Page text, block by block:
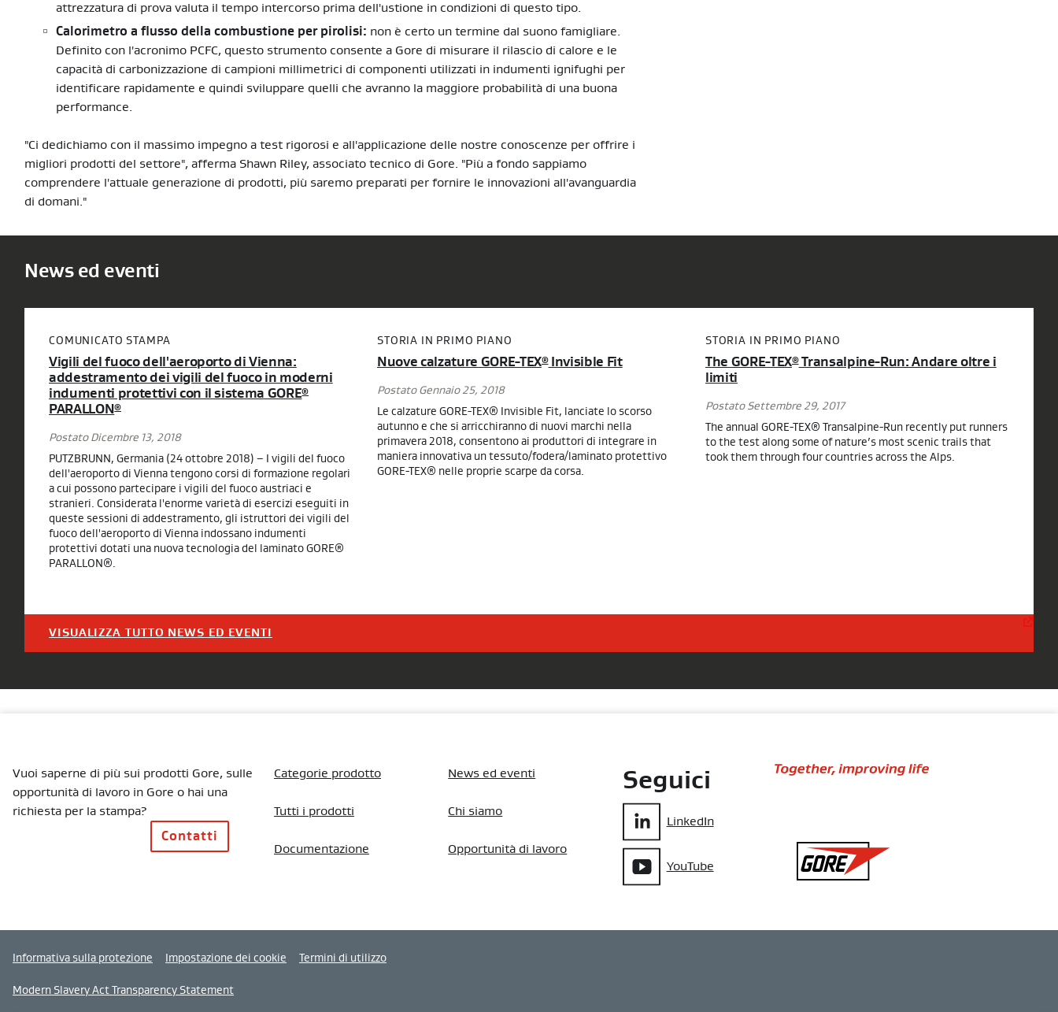
attrezzatura di prova valuta il tempo intercorso prima dell'ustione in condizioni di questo tipo.
Calorimetro a flusso della combustione per pirolisi: non è certo un termine dal suono famigliare.
Definito con l'acronimo PCFC, questo strumento consente a Gore di misurare il rilascio di calore e le
capacità di carbonizzazione di campioni millimetrici di componenti utilizzati in indumenti ignifughi per
identificare rapidamente e quindi sviluppare quelli che avranno la maggiore probabilità di una buona
performance.
"Ci dedichiamo con il massimo impegno a test rigorosi e all'applicazione delle nostre conoscenze per offrire i
migliori prodotti del settore", afferma Shawn Riley, associato tecnico di Gore. "Più a fondo sappiamo
comprendere l'attuale generazione di prodotti, più saremo preparati per fornire le innovazioni all'avanguardia
di domani."
News ed eventi
COMUNICATO STAMPA
Vigili del fuoco dell'aeroporto di Vienna:
addestramento dei vigili del fuoco in moderni
indumenti protettivi con il sistema GORE®
PARALLON®
Postato Dicembre 13, 2018
PUTZBRUNN, Germania (24 ottobre 2018) – I vigili del fuoco
dell'aeroporto di Vienna tengono corsi di formazione regolari
a cui possono partecipare i vigili del fuoco austriaci e
stranieri. Considerata l'enorme varietà di esercizi eseguiti in
queste sessioni di addestramento, gli istruttori dei vigili del
fuoco dell'aeroporto di Vienna indossano indumenti
protettivi dotati una nuova tecnologia del laminato GORE®
PARALLON®.
STORIA IN PRIMO PIANO
Nuove calzature GORE-TEX®Invisible Fit
Postato Gennaio 25, 2018
Le calzature GORE-TEX® Invisible Fit, lanciate lo scorso
autunno e che si arricchiranno di nuovi marchi nella
primavera 2018, consentono ai produttori di integrare in
maniera innovativa un tessuto/fodera/laminato protettivo
GORE-TEX® nelle proprie scarpe da corsa.
STORIA IN PRIMO PIANO
The GORE-TEX®Transalpine-Run: Andare oltre i
limiti
Postato Settembre 29, 2017
The annual GORE-TEX® Transalpine-Run recently put runners
to the test along some of nature’s most scenic trails that
took them through four countries across the Alps.
VISUALIZZA TUTTO NEWS ED EVENTI
Vuoi saperne di più sui prodotti Gore, sulle
opportunità di lavoro in Gore o hai una
richiesta per la stampa?
Contatti
Categorie prodotto
Tutti i prodotti
Documentazione
News ed eventi
Chi siamo
Opportunità di lavoro
Seguici
LinkedIn
YouTube
Gore
Together,
Informativa sulla protezione Impostazione dei cookie Termini di utilizzo
Modern Slavery Act Transparency Statement